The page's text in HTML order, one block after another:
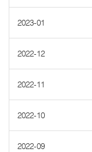
2023-01
2022-12
2022-11
2022-10
2022-09